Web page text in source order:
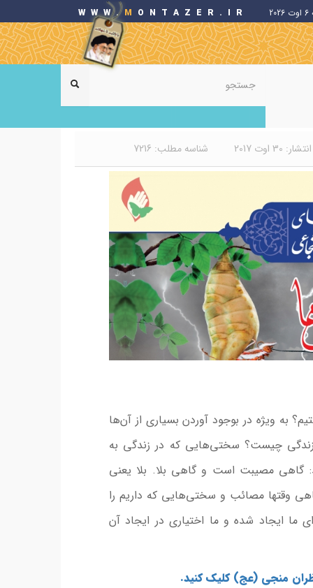
WWW.M ONTAZER.IR
فرم
جستجو
جستجو
شناسه مطلب: 7216 30 اوت 2017
به ویژه در بوجود آوردن بسیاری از آن‌ها
چیست؟ سختی‌هایی که در زندگی به
گاهی مصیبت است و گاهی بلا. بلا یعنی
وقتها مصائب و سختی‌هایی که داریم را
ما ایجاد شده و ما اختیاری در ایجاد آن
منجی (عج) کلیک کنید.